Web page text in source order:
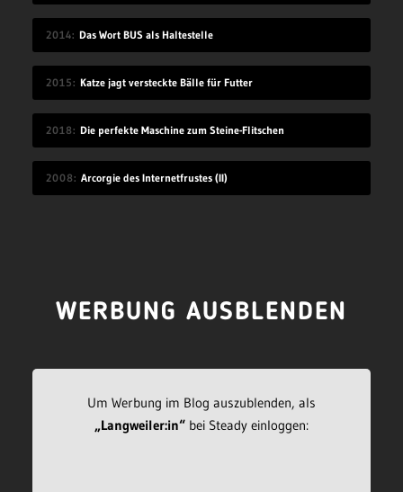
2014 Das Wort BUS als Haltestelle
2015 Katze jagt versteckte Bälle für Futter
2018 Die perfekte Maschine zum Steine-Flitschen
2008 Arcorgie des Internetfrustes (II)
WERBUNG AUSBLENDEN
Um Werbung im Blog auszublenden, als
„Langweiler:in“bei Steady einloggen: